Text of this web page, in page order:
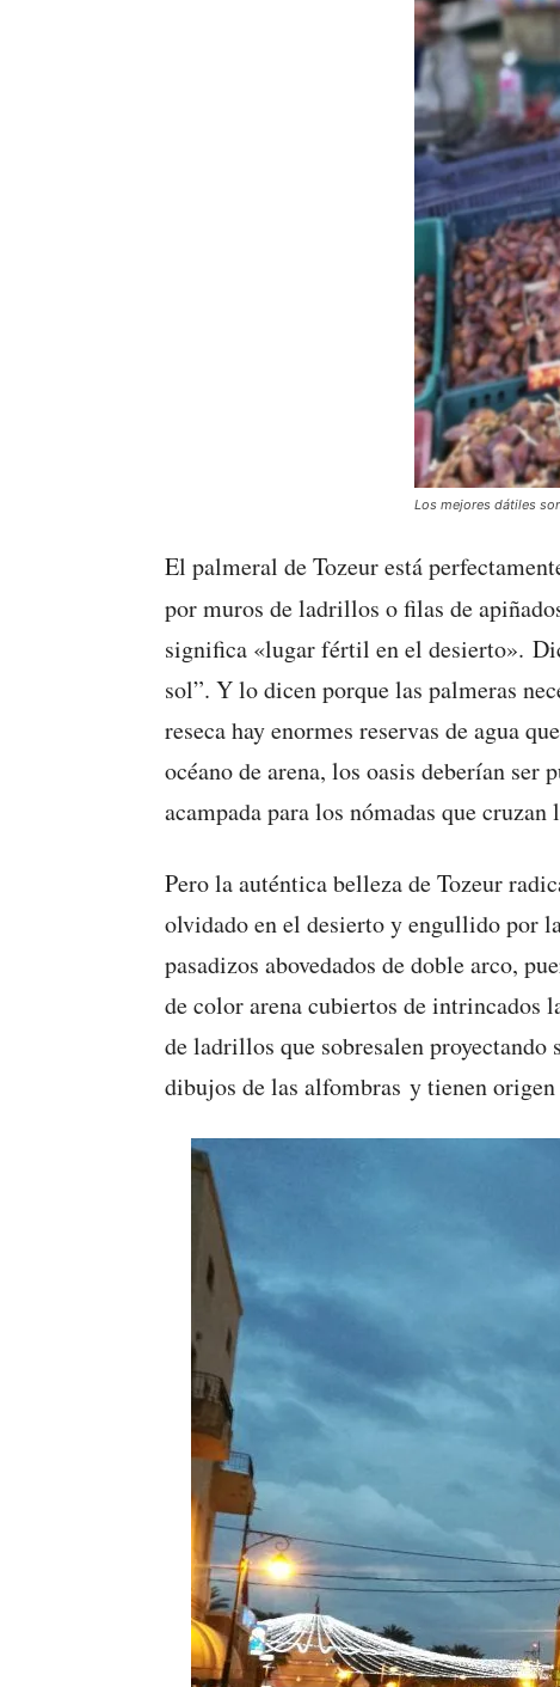
Los mejores dátiles
El palmeral de Tozeur está
por muros de ladrillos o filas de
significa «lugar fértil en el desierto».
sol”. Y lo dicen porque las palmeras
reseca hay enormes reservas de agua
océano de arena, los oasis deberían
acampada para los nómadas que
Pero la auténtica belleza de Tozeur
olvidado en el desierto y engullido por
pasadizos abovedados de doble arco,
de color arena cubiertos de intrincados
de ladrillos que sobresalen
dibujos de las alfombras y tienen origen